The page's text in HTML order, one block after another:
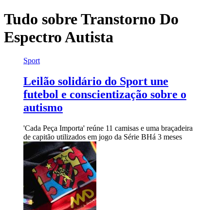
Tudo sobreTranstorno Do
Espectro Autista
Sport
Leilão solidário do Sport une
futebol e conscientização sobre o
autismo
'Cada Peça Importa' reúne 11 camisas e uma braçadeira
de capitão utilizados em jogo da Série BHá 3 meses